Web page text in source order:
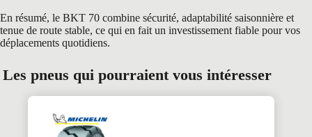
En résumé, le BKT 70 combine sécurité, adaptabilité saisonnière et
tenue de route stable, ce qui en fait un investissement fiable pour vos
déplacements quotidiens.
Les pneus qui pourraient vous intéresser